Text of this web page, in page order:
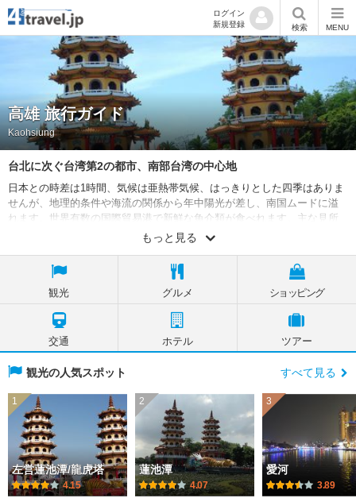
ログイン
新規登録
検索 MENU
高雄 旅行ガイド
Kaohsiung
台北に次ぐ台湾第2の都市、南部台湾の中心地
日本との時差は1時間、気候は亜熱帯気候、はっきりとした四季はありま
せんが、地理的条件や海流の関係から年中陽光が差し、南国ムードに溢
れます。世界有数の国際貿易港で新鮮な魚介類が食べれます。主な見所
は高雄で一番大きく有名な夜市である六合国際観光夜市、食べ物中心で
より、自分のこれまでの悪行が清められるといわれる龍虎搭も訪れたい
スポットです。
もっと見る
観光 グルメ ショッピング
交通 ホテル ツアー
観光の人気スポット すべて見る
1
左営蓮池潭/龍虎塔
4.15
2
蓮池潭
4.07
3
愛河
3.89